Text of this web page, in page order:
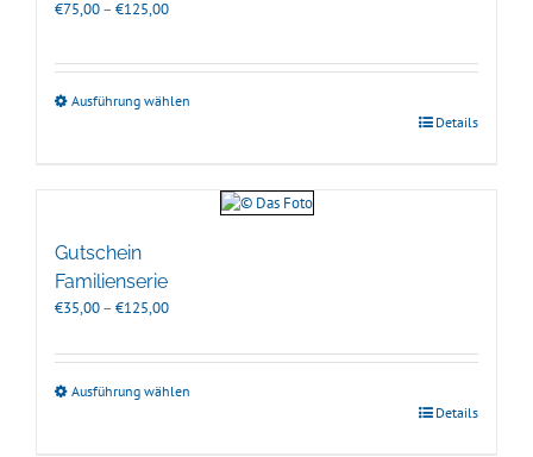
€75,00– €125,00Preisspanne:
€125,00
Ausführung wählen
Details
Gutschein
Familienserie
€35,00– €125,00Preisspanne:
bis
Ausführung wählen
Details